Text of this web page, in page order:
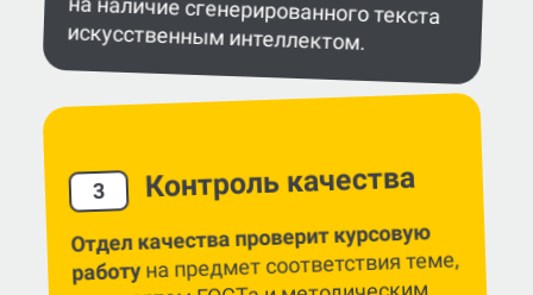
искусственным интеллектом.
3 Контроль качества
Отдел качества проверит курсовую
работуна предмет соответствия теме,